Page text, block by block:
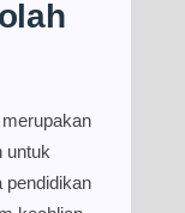
untuk
pendidikan